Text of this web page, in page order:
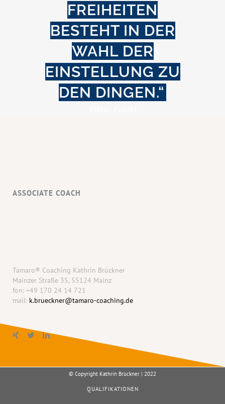
FREIHEITEN
BESTEHT IN DER
WAHL DER
EINSTELLUNG ZU
DEN DINGEN.“
ASSOCIATE COACH
Tamaro® Coaching Kathrin Brückner
Mainzer Straße 35, 55124 Mainz
fon: +49 170 24 14 721
mail: k.brueckner@tamaro-coaching.de
© Copyright Kathrin Brückner | 2022
QUALIFIKATIONEN